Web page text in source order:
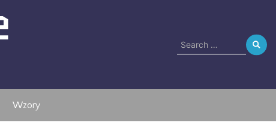
Search
for:
Wzory